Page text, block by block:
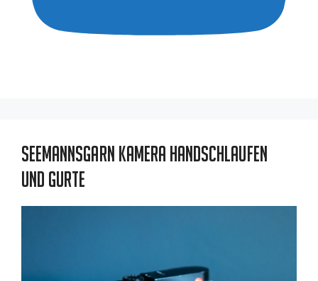
Seemannsgarn Kamera Handschlaufen
und Gurte